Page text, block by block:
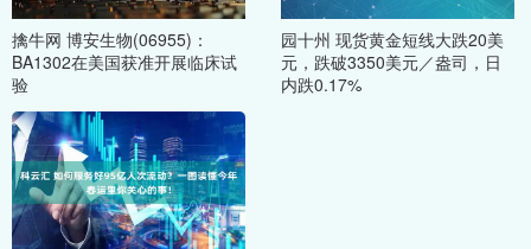
擒牛网 博安生物(06955)：
BA1302在美国获准开展临床试
验
园十州 现货黄金短线大跌20美
元，跌破3350美元／盎司，日
内跌0.17%